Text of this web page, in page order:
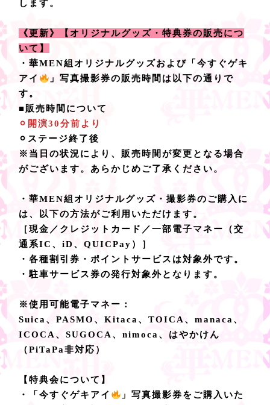
します。
《更新》【オリジナルグッズ・特典券の販売につ
いて】
・華MEN組オリジナルグッズおよび「今すぐゲキ
アイ
」写真撮影券の販売時間は以下の通りで
す。
■販売時間について
⚪︎開演30分前より
⚪︎ステージ終了後
※当日の状況により、販売時間が変更となる場合
がございます。あらかじめご了承ください。​​​​​​​​​​​​​​​​
・華MEN組オリジナルグッズ・撮影券のご購入に
は、以下の方法がご利用いただけます。
［現金／クレジットカード／一部電子マネー（交
通系IC、iD、QUICPay）］
・各種割引券・ポイントサービスは対象外です。
・駐車サービス券の発行対象外となります。
※使用可能電子マネー：
Suica、PASMO、Kitaca、TOICA、manaca、
ICOCA、SUGOCA、nimoca、はやかけん
（PiTaPa非対応）
【特典会について】
・「今すぐゲキアイ
」写真撮影券をご購入いた